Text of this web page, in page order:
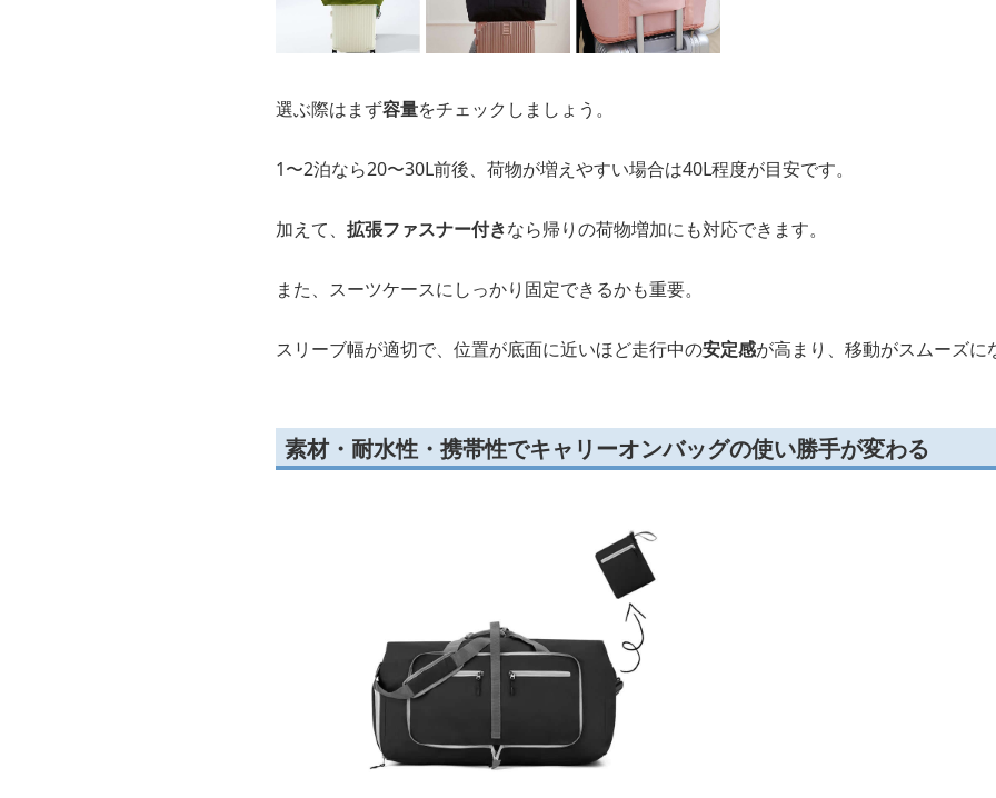
選ぶ際はまず容量をチェックしましょう。
1〜2泊なら20〜30L前後、荷物が増えやすい場合は40L程度が目安です。
加えて、 拡張ファスナー付きなら帰りの荷物増加にも対応できます。
また、スーツケースにしっかり固定できるかも重要。
スリーブ幅が適切で、位置が底面に近いほど走行中の安定感が高まり、移動がスムーズに
素材・耐水性・携帯性でキャリーオンバッグの使い勝手が変わる